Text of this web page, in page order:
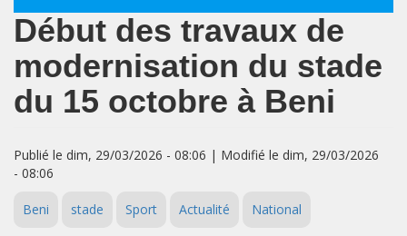
Début des travaux de
modernisation du stade
du 15 octobre à Beni
Publié le dim, 29/03/2026 - 08:06 | Modifié le dim, 29/03/2026
- 08:06
Beni stade Sport Actualité National